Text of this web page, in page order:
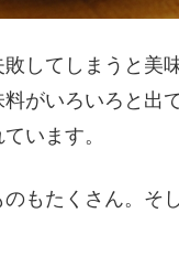
してしまうと美
がいろいろと出
います。
もたくさん。そ